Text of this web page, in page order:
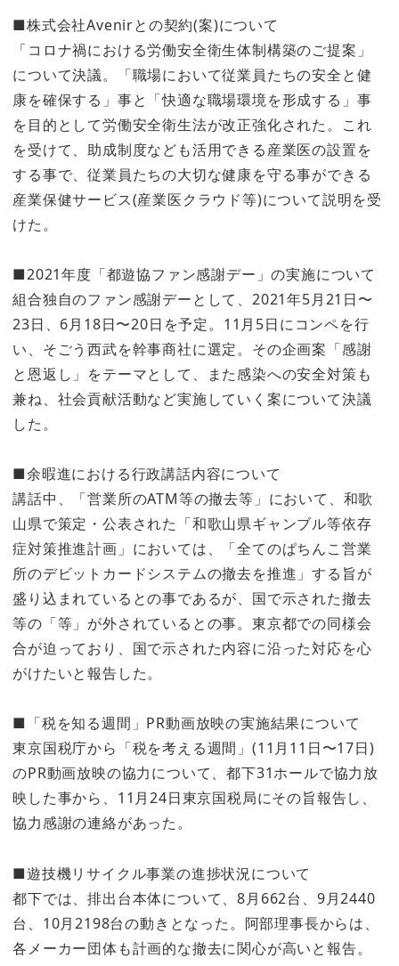
■株式会社Avenirとの契約(案)について
「コロナ禍における労働安全衛生体制構築のご提案」
について決議。「職場において従業員たちの安全と健
康を確保する」事と「快適な職場環境を形成する」事
を目的として労働安全衛生法が改正強化された。これ
を受けて、助成制度なども活用できる産業医の設置を
する事で、従業員たちの大切な健康を守る事ができる
産業保健サービス(産業医クラウド等)について説明を受
けた。
■2021年度「都遊協ファン感謝デー」の実施について
組合独自のファン感謝デーとして、2021年5月21日〜
23日、6月18日〜20日を予定。11月5日にコンペを行
い、そごう西武を幹事商社に選定。その企画案「感謝
と恩返し」をテーマとして、また感染への安全対策も
兼ね、社会貢献活動など実施していく案について決議
した。
■余暇進における行政講話内容について
講話中、「営業所のATM等の撤去等」において、和歌
山県で策定・公表された「和歌山県ギャンブル等依存
症対策推進計画」においては、「全てのぱちんこ営業
所のデビットカードシステムの撤去を推進」する旨が
盛り込まれているとの事であるが、国で示された撤去
等の「等」が外されているとの事。東京都での同様会
合が迫っており、国で示された内容に沿った対応を心
がけたいと報告した。
■「税を知る週間」PR動画放映の実施結果について
東京国税庁から「税を考える週間」(11月11日〜17日)
のPR動画放映の協力について、都下31ホールで協力放
映した事から、11月24日東京国税局にその旨報告し、
協力感謝の連絡があった。
■遊技機リサイクル事業の進捗状況について
都下では、排出台本体について、8月662台、9月2440
台、10月2198台の動きとなった。阿部理事長からは、
各メーカー団体も計画的な撤去に関心が高いと報告。